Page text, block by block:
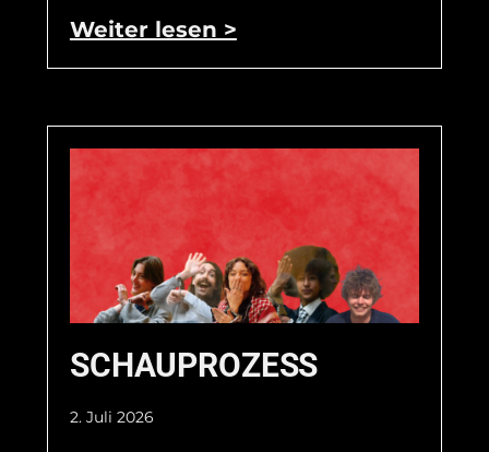
Weiter lesen >
SCHAUPROZESS
2. Juli 2026